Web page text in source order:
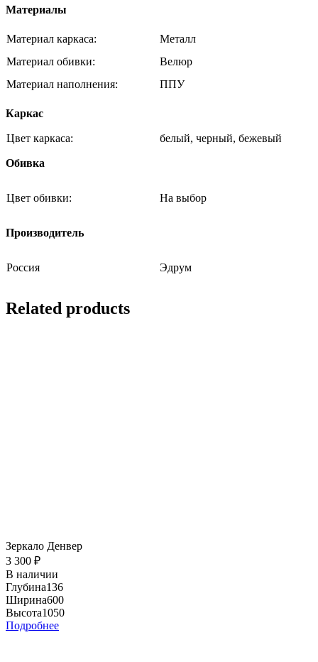
Материалы
Материал каркаса:
Металл
Материал обивки:
Велюр
Материал наполнения:
ППУ
Каркас
Цвет каркаса: белый, черный, бежевый
Обивка
Цвет обивки: На выбор
Производитель
Россия Эдрум
Related products
Зеркало Денвер
3 300 ₽
В наличии
Глубина136
Ширина600
Высота1050
Подробнее